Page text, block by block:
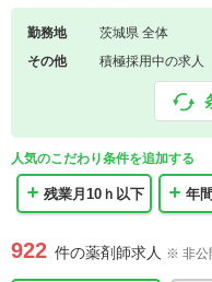
勤務地
茨城県 全体
その他
積極採用中の求人
人気のこだわり条件を追加する
残業月10ｈ以下 年
922 件の薬剤師求人 ※ 非公